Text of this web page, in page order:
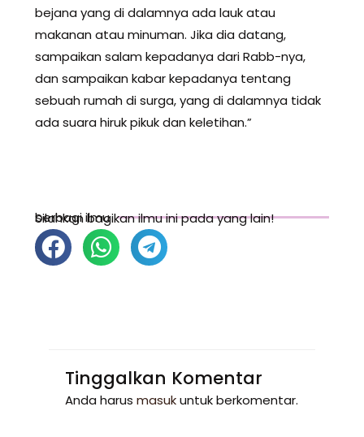
bejana yang di dalamnya ada lauk atau
makanan atau minuman. Jika dia datang,
sampaikan salam kepadanya dari Rabb-nya,
dan sampaikan kabar kepadanya tentang
sebuah rumah di surga, yang di dalamnya tidak
ada suara hiruk pikuk dan keletihan.”
berbagi ilmu
Silahkan bagikan ilmu ini pada yang lain!
Tinggalkan Komentar
Anda harus masukuntuk berkomentar.